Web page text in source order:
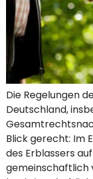
Die Regelungen
Deutschland,
Blick gerecht: Im
des Erblassers
gemeinschaftlich